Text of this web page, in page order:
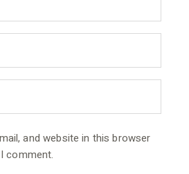
and website in this browser
comment.